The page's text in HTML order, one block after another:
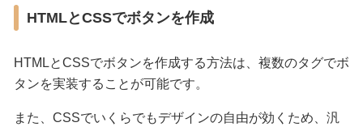
HTMLとCSSでボタンを作成
HTMLとCSSでボタンを作成する方法は、複数のタグでボ
タンを実装することが可能です。
また、CSSでいくらでもデザインの自由が効くため、汎